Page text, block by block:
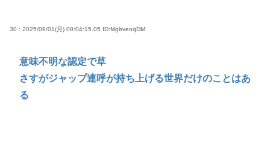
30 : 2025/09/01(月) 08:04:15.05 ID:MgbveoqDM
意味不明な認定で草
さすがジャップ連呼が持ち上げる世界だけのことはあ
る